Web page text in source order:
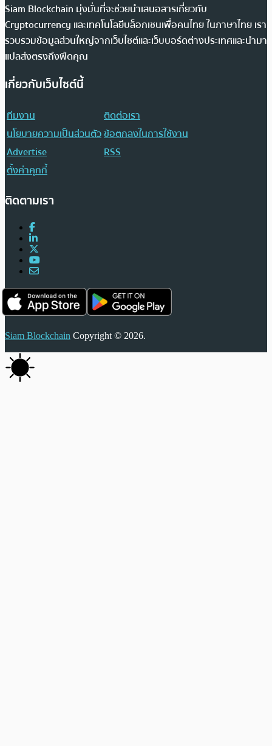
Siam Blockchain มุ่งมั่นที่จะช่วยนำเสนอสารเกี่ยวกับ
Cryptocurrency และเทคโนโลยีบล็อกเชนเพื่อคนไทย ในภาษาไทย เรา
รวบรวมข้อมูลส่วนใหญ่จากเว็บไซต์และเว็บบอร์ดต่างประเทศและนำมา
แปลส่งตรงถึงฟีดคุณ
เกี่ยวกับเว็บไซต์นี้
ทีมงาน
ติดต่อเรา
นโยบายความเป็นส่วนตัวข้อตกลงในการใช้งาน
Advertise
RSS
ตั้งค่าคุกกี้
ติดตามเรา
Siam Blockchain Copyright © 2026.